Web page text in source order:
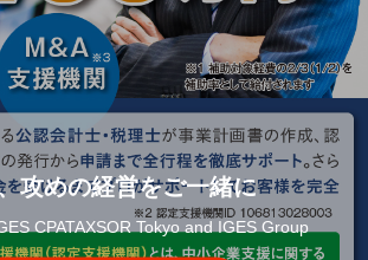
攻めの経営をご一緒に
CPATAXSOR Tokyo and IGES Group